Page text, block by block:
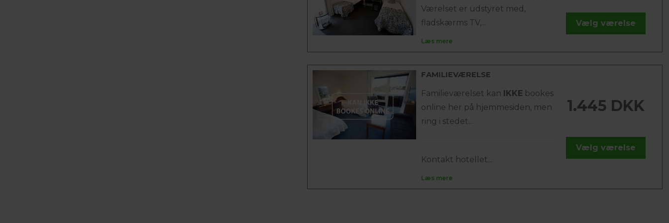
Værelset er udstyret med,
fladskærms TV,...
Læs mere
Vælg værelse
FAMILIEVÆRELSE
Familieværelset kan IKKE bookes
online her på hjemmesiden, men
ring i stedet...
Kontakt hotellet...
Læs mere
1.445 DKK
Vælg værelse